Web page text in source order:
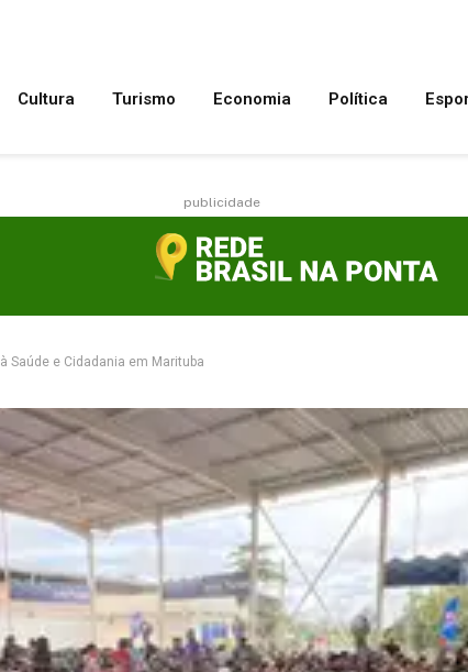
Cultura Turismo Economia Política
publicidade
Saúde e Cidadania em Marituba